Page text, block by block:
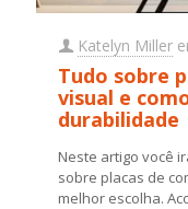
Katelyn Miller
Tudo sobre
visual e
durabilidade
Neste artigo você
sobre placas de
melhor escolha.